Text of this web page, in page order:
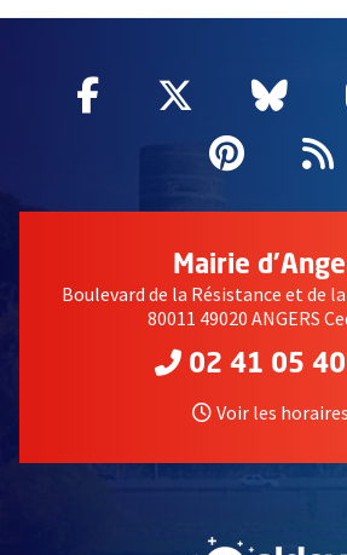
Facebook
, Ouvre une
Twitter
, Ouvre
,
,
Mairie
Boulevard de la Résistance et de
80011 49020 ANGERS
02 41 05
Voir les horaires